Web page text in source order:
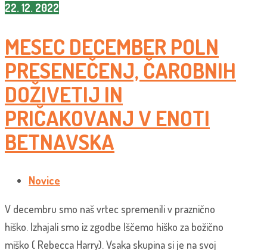
22. 12. 2022
MESEC DECEMBER POLN
PRESENEČENJ, ČAROBNIH
DOŽIVETIJ IN
PRIČAKOVANJ V ENOTI
BETNAVSKA
Novice
V decembru smo naš vrtec spremenili v praznično
hiško. Izhajali smo iz zgodbe Iščemo hiško za božično
miško ( Rebecca Harry). Vsaka skupina si je na svoj